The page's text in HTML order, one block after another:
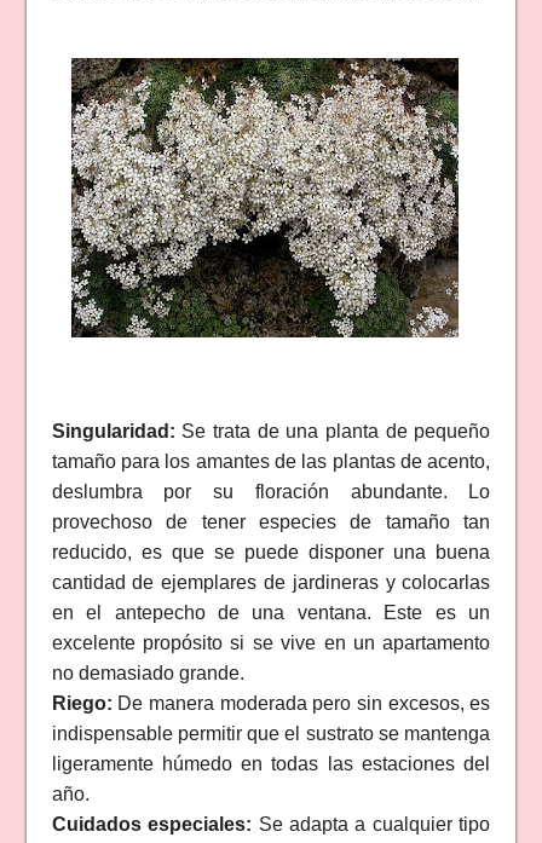
Singularidad: Se trata de una planta de pequeño
tamaño para los amantes de las plantas de acento,
deslumbra por su floración abundante. Lo
provechoso de tener especies de tamaño tan
reducido, es que se puede disponer una buena
cantidad de ejemplares de jardineras y colocarlas
en el antepecho de una ventana. Este es un
excelente propósito si se vive en un apartamento
no demasiado grande.
Riego: De manera moderada pero sin excesos, es
indispensable permitir que el sustrato se mantenga
ligeramente húmedo en todas las estaciones del
año.
Cuidados especiales: Se adapta a cualquier tipo